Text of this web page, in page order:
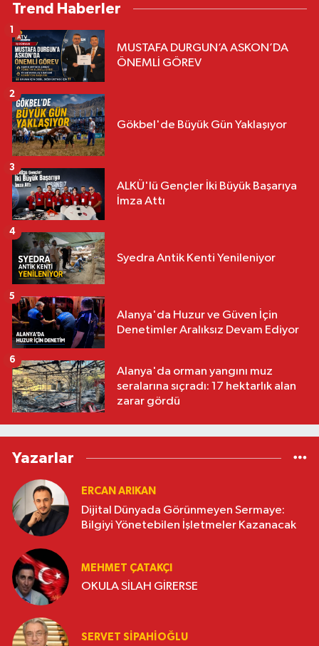
Trend Haberler
MUSTAFA DURGUN’A ASKON’DA
ÖNEMLİ GÖREV
1
Gökbel'de Büyük Gün Yaklaşıyor
2
ALKÜ'lü Gençler İki Büyük Başarıya
İmza Attı
3
Syedra Antik Kenti Yenileniyor
4
Alanya'da Huzur ve Güven İçin
Denetimler Aralıksız Devam Ediyor
5
Alanya'da orman yangını muz
seralarına sıçradı: 17 hektarlık alan
zarar gördü
6
Yazarlar
ERCAN ARIKAN
Dijital Dünyada Görünmeyen Sermaye:
Bilgiyi Yönetebilen İşletmeler Kazanacak
MEHMET ÇATAKÇI
OKULA SİLAH GİRERSE
SERVET SİPAHİOĞLU